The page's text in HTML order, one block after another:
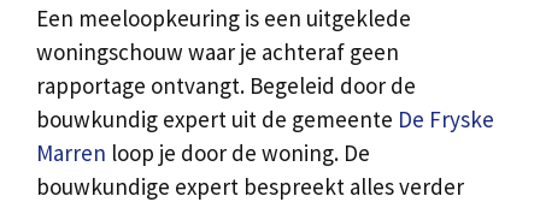
Een meeloopkeuring is een uitgeklede
woningschouw waar je achteraf geen
rapportage ontvangt. Begeleid door de
bouwkundig expert uit de gemeente De Fryske
Marren loop je door de woning. De
bouwkundige expert bespreekt alles verder